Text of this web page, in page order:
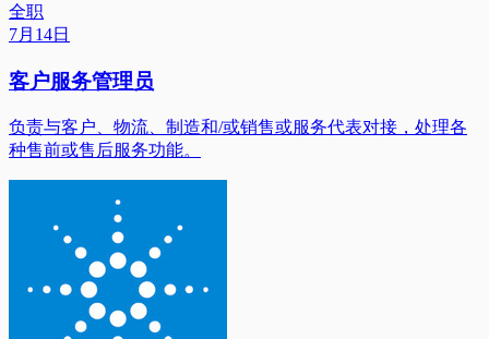
全职
7月14日
客户服务管理员
负责与客户、物流、制造和/或销售或服务代表对接，处理各
种售前或售后服务功能。